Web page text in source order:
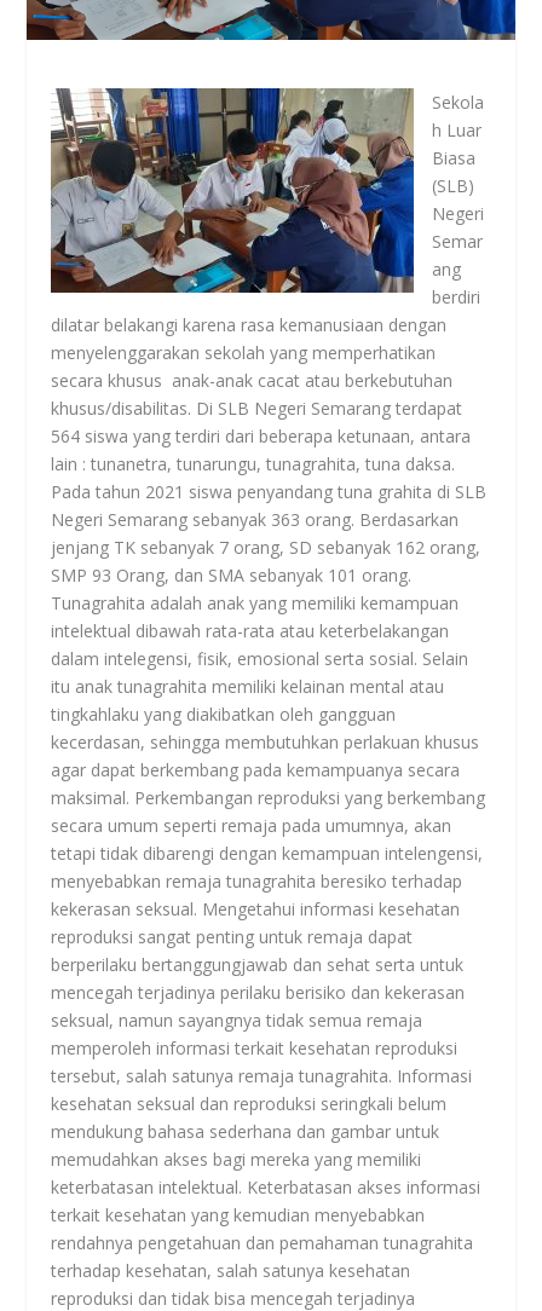
Sekola
h Luar
Biasa
(SLB)
Negeri
Semar
ang
berdiri
dilatar belakangi karena rasa kemanusiaan dengan
menyelenggarakan sekolah yang memperhatikan
secara khusus anak-anak cacat atau berkebutuhan
khusus/disabilitas. Di SLB Negeri Semarang terdapat
564 siswa yang terdiri dari beberapa ketunaan, antara
lain : tunanetra, tunarungu, tunagrahita, tuna daksa.
Pada tahun 2021 siswa penyandang tuna grahita di SLB
Negeri Semarang sebanyak 363 orang. Berdasarkan
jenjang TK sebanyak 7 orang, SD sebanyak 162 orang,
SMP 93 Orang, dan SMA sebanyak 101 orang.
Tunagrahita adalah anak yang memiliki kemampuan
intelektual dibawah rata-rata atau keterbelakangan
dalam intelegensi, fisik, emosional serta sosial. Selain
itu anak tunagrahita memiliki kelainan mental atau
tingkahlaku yang diakibatkan oleh gangguan
kecerdasan, sehingga membutuhkan perlakuan khusus
agar dapat berkembang pada kemampuanya secara
maksimal. Perkembangan reproduksi yang berkembang
secara umum seperti remaja pada umumnya, akan
tetapi tidak dibarengi dengan kemampuan intelengensi,
menyebabkan remaja tunagrahita beresiko terhadap
kekerasan seksual. Mengetahui informasi kesehatan
reproduksi sangat penting untuk remaja dapat
berperilaku bertanggungjawab dan sehat serta untuk
mencegah terjadinya perilaku berisiko dan kekerasan
seksual, namun sayangnya tidak semua remaja
memperoleh informasi terkait kesehatan reproduksi
tersebut, salah satunya remaja tunagrahita. Informasi
kesehatan seksual dan reproduksi seringkali belum
mendukung bahasa sederhana dan gambar untuk
memudahkan akses bagi mereka yang memiliki
keterbatasan intelektual. Keterbatasan akses informasi
terkait kesehatan yang kemudian menyebabkan
rendahnya pengetahuan dan pemahaman tunagrahita
terhadap kesehatan, salah satunya kesehatan
reproduksi dan tidak bisa mencegah terjadinya